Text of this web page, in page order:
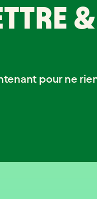
&
pour ne